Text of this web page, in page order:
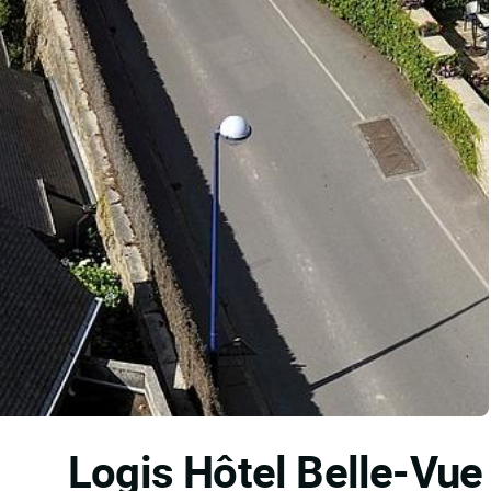
Logis Hôtel Belle-